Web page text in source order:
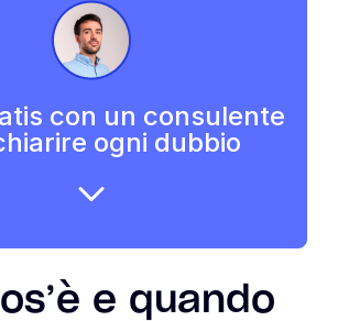
con un consulente
ogni dubbio
e quando